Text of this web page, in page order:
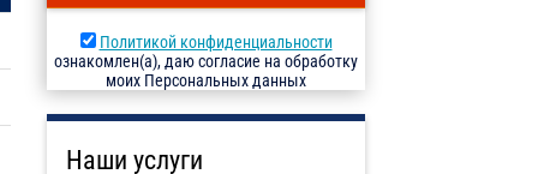
Политикой конфиденциальности
ознакомлен(а), даю согласие на обработку
моих Персональных данных
Наши услуги